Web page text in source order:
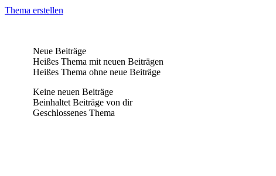
Thema erstellen
Neue Beiträge
Heißes Thema mit neuen Beiträgen
Heißes Thema ohne neue Beiträge
Keine neuen Beiträge
Beinhaltet Beiträge von dir
Geschlossenes Thema